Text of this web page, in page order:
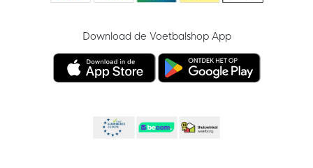
Download de Voetbalshop App